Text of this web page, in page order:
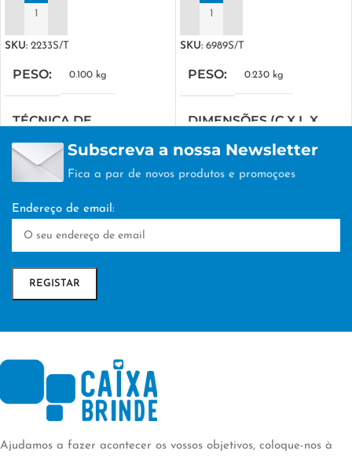
SKU: 2233S/T
PESO 0.100 kg
TÉCNICA DE
TAMPOGRAFIA
SKU: 6989S/T
PESO 0.230 kg
DIMENSÕES (C X L X
38 × 19 × 18 cm
TÉCNICA DE
Subscreva a nossa Newsletter
Fica a par de novos produtos e promoçoes
Endereço de email:
Ajudamos a fazer acontecer os vossos objetivos, coloque-nos à